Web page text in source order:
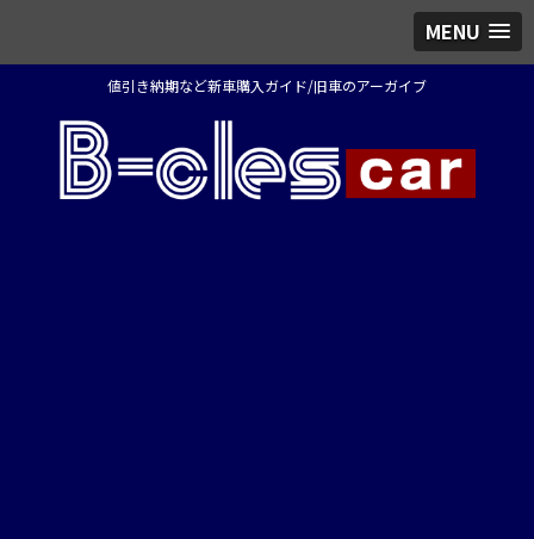
MENU
値引き納期など新車購入ガイド/旧車のアーガイブ